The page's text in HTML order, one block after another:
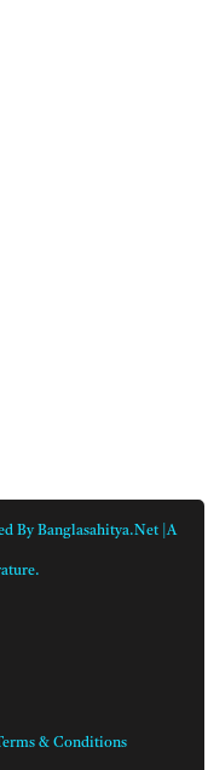
By Banglasahitya.net |A
& Conditions